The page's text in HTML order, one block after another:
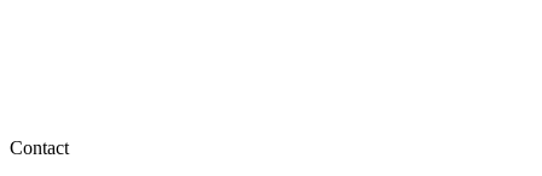
Contact